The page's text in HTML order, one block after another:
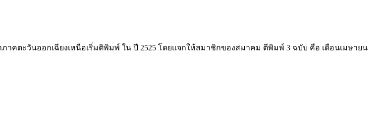
คตะวันออกเฉียงเหนือเริ่มติพิมพ์ ใน ปี 2525 โดยแจกให้สมาชิกของสมาคม ตีพิมพ์ 3 ฉบับ คือ เดือนเมษายน